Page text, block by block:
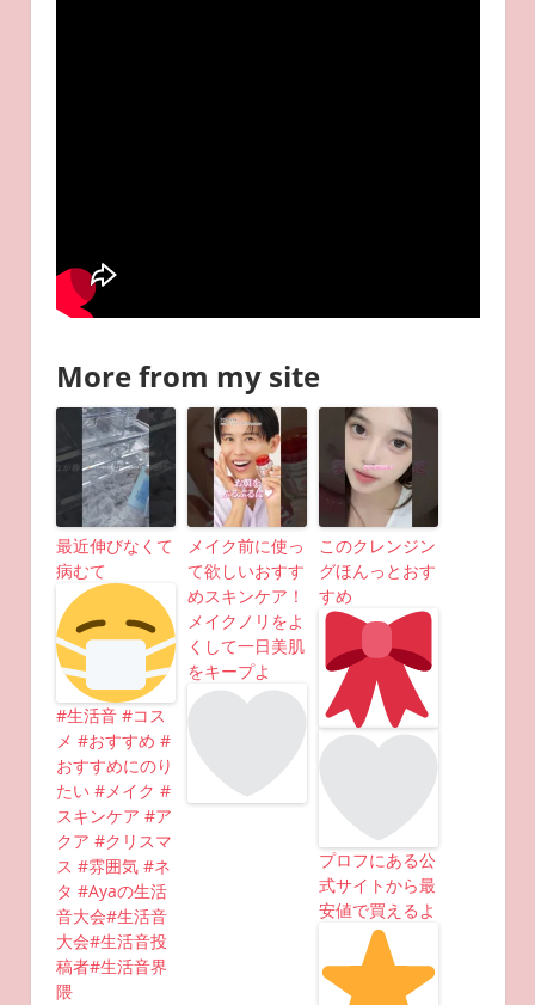
More from my site
最近伸びなくて
病むて
#生活音 #コス
メ #おすすめ #
おすすめにのり
たい #メイク #
スキンケア #ア
クア #クリスマ
ス #雰囲気 #ネ
タ #Ayaの生活
音大会#生活音
大会#生活音投
稿者#生活音界
隈
メイク前に使っ
て欲しいおすす
めスキンケア！
メイクノリをよ
くして一日美肌
をキープよ
このクレンジン
グほんっとおす
すめ
プロフにある公
式サイトから最
安値で買えるよ